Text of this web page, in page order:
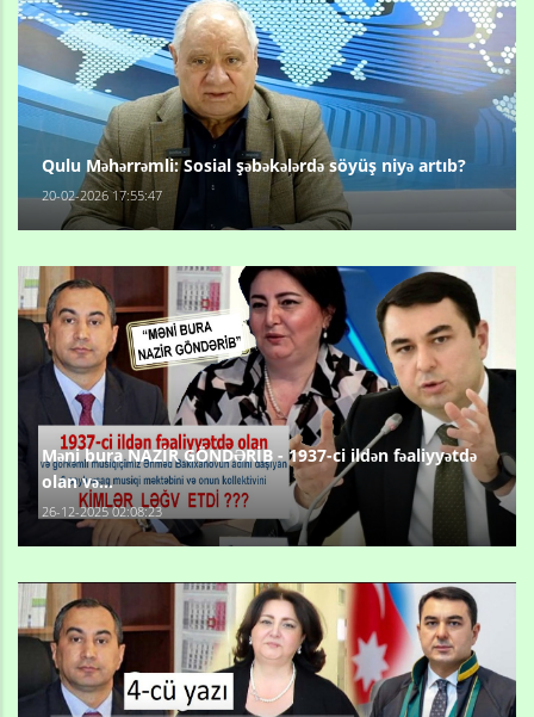
Qulu Məhərrəmli: Sosial şəbəkələrdə söyüş niyə artıb?
20-02-2026 17:55:47
Məni bura NAZİR GÖNDƏRİB - 1937-ci ildən fəaliyyətdə
olan və...
26-12-2025 02:08:23